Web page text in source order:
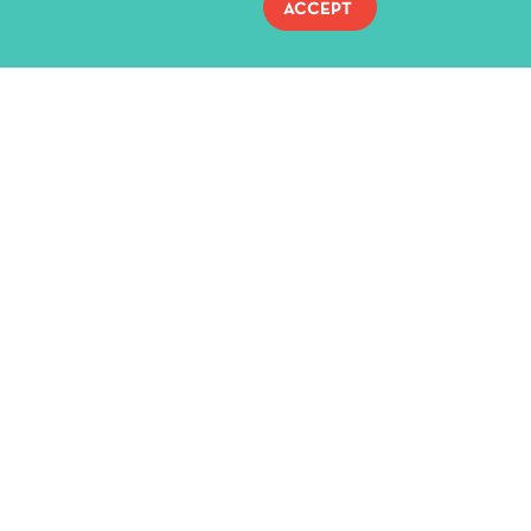
Παραγωγή:A priori Dance Co
ACCEPT